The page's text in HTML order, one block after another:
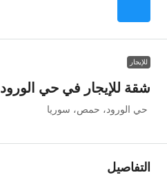
للإيجار
شقة للإيجار في حي الورود
حي الورود، حمص، سوريا
التفاصيل